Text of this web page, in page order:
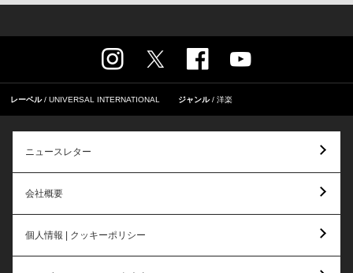
レーベル UNIVERSAL INTERNATIONAL ジャンル 洋楽
ニュースレター
会社概要
個人情報 | クッキーポリシー